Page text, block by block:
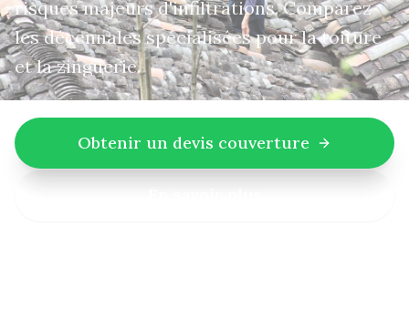
risques majeurs d'infiltrations. Comparez
les décennales spécialisées pour la toiture
et la zinguerie.
Obtenir un devis couverture